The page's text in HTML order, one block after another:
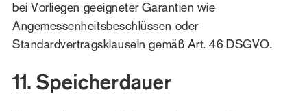
bei Vorliegen geeigneter Garantien wie
Angemessenheitsbeschlüssen oder
Standardvertragsklauseln gemäß Art. 46 DSGVO.
11. Speicherdauer